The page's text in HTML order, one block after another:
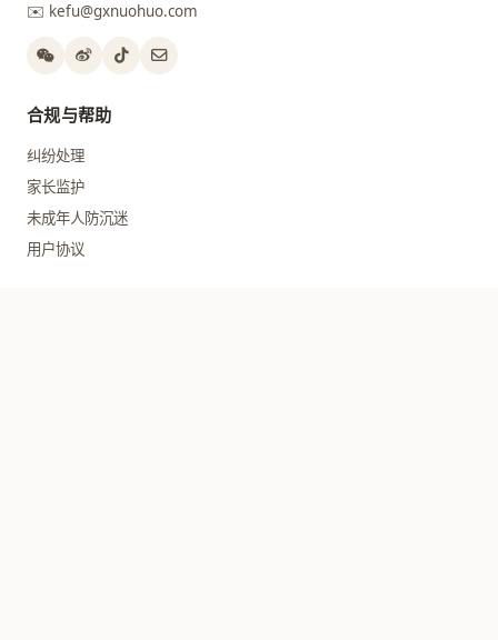
✉️ kefu@gxnuohuo.com
合规与帮助
纠纷处理
家长监护
未成年人防沉迷
用户协议